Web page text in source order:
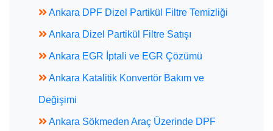
Ankara DPF Dizel Partikül Filtre Temizliği
Ankara Dizel Partikül Filtre Satışı
Ankara EGR İptali ve EGR Çözümü
Ankara Katalitik Konvertör Bakım ve
Değişimi
Ankara Sökmeden Araç Üzerinde DPF